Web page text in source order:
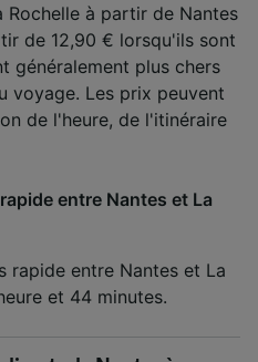
à partir de Nantes
de 12,90 € lorsqu'ils sont
généralement plus chers
voyage. Les prix peuvent
de l'heure, de l'itinéraire
entre Nantes et La
rapide entre Nantes et La
et 44 minutes.